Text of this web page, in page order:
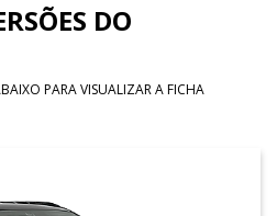
DO
PARA VISUALIZAR A FICHA